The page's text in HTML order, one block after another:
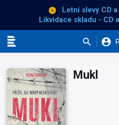
Letní slevy CD
Likvidace skladu - CD
Mukl